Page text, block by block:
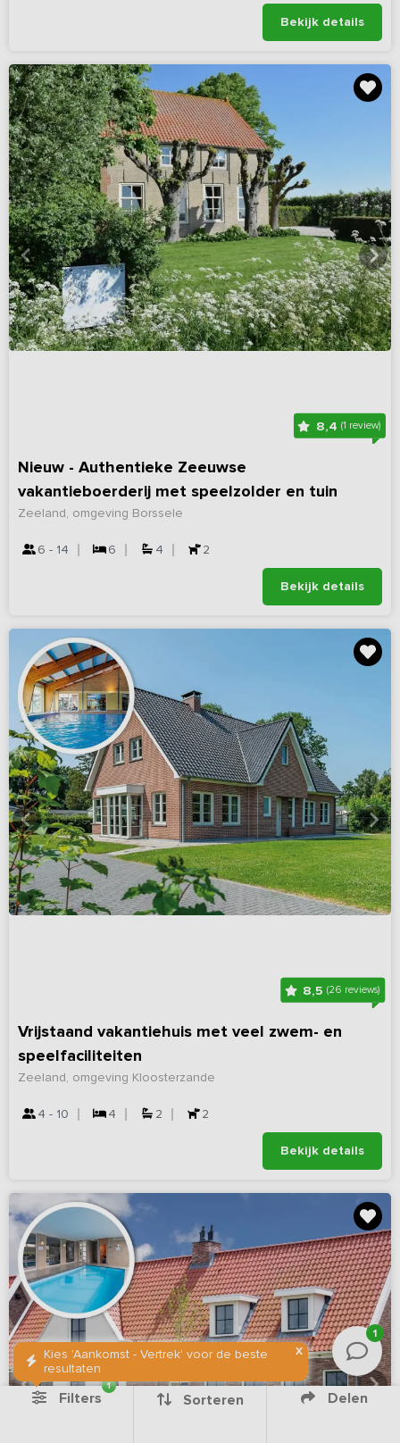
Bekijk details
8,4 (1 review)
Nieuw - Authentieke Zeeuwse
vakantieboerderij met speelzolder en tuin
Zeeland, omgeving Borssele
6 - 14 6 4 2
Bekijk details
8,5 (26 reviews)
Vrijstaand vakantiehuis met veel zwem- en
speelfaciliteiten
Zeeland, omgeving Kloosterzande
4 - 10 4 2 2
Bekijk details
X
Kies 'Aankomst - Vertrek' voor de beste
resultaten
1
Filters
1
Sorteren Delen